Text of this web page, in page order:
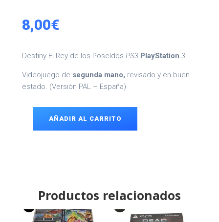
8,00€
Destiny El Rey de los Poseídos PS3 PlayStation 3
Videojuego de segunda mano, revisado y en buen
estado. (Versión PAL – España)
AÑADIR AL CARRITO
Productos relacionados